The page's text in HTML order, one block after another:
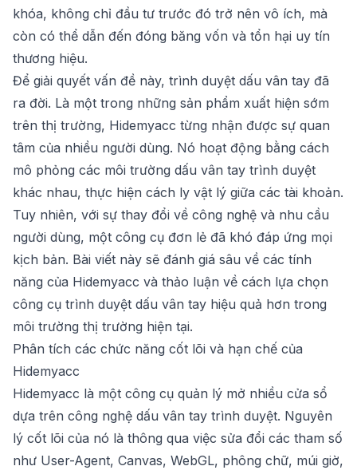
khóa, không chỉ đầu tư trước đó trở nên vô ích, mà
còn có thể dẫn đến đóng băng vốn và tổn hại uy tín
thương hiệu.
Để giải quyết vấn đề này, trình duyệt dấu vân tay đã
ra đời. Là một trong những sản phẩm xuất hiện sớm
trên thị trường, Hidemyacc từng nhận được sự quan
tâm của nhiều người dùng. Nó hoạt động bằng cách
mô phỏng các môi trường dấu vân tay trình duyệt
khác nhau, thực hiện cách ly vật lý giữa các tài khoản.
Tuy nhiên, với sự thay đổi về công nghệ và nhu cầu
người dùng, một công cụ đơn lẻ đã khó đáp ứng mọi
kịch bản. Bài viết này sẽ đánh giá sâu về các tính
năng của Hidemyacc và thảo luận về cách lựa chọn
công cụ trình duyệt dấu vân tay hiệu quả hơn trong
môi trường thị trường hiện tại.
Phân tích các chức năng cốt lõi và hạn chế của
Hidemyacc
Hidemyacc là một công cụ quản lý mở nhiều cửa sổ
dựa trên công nghệ dấu vân tay trình duyệt. Nguyên
lý cốt lõi của nó là thông qua việc sửa đổi các tham số
như User-Agent, Canvas, WebGL, phông chữ, múi giờ,